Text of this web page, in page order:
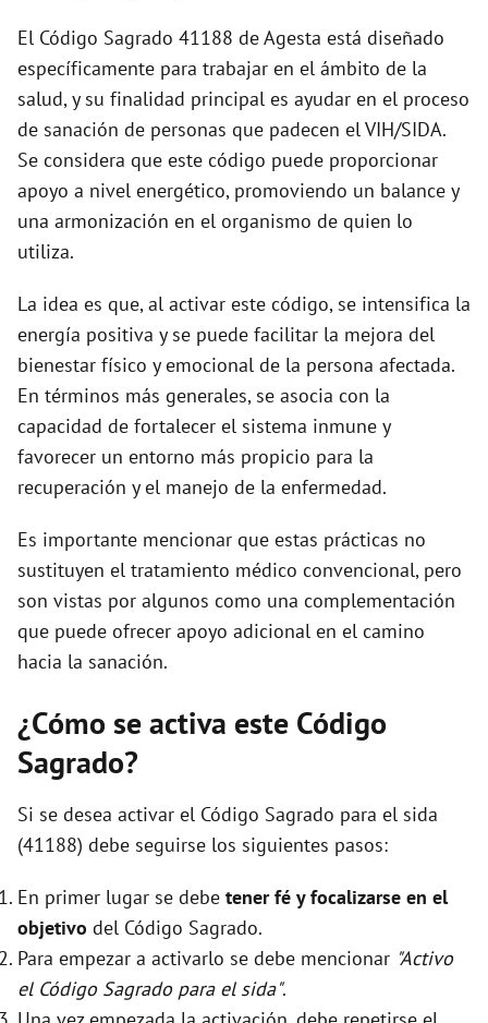
El Código Sagrado 41188 de Agesta está diseñado
específicamente para trabajar en el ámbito de la
salud, y su finalidad principal es ayudar en el proceso
de sanación de personas que padecen el VIH/SIDA.
Se considera que este código puede proporcionar
apoyo a nivel energético, promoviendo un balance y
una armonización en el organismo de quien lo
utiliza.
La idea es que, al activar este código, se intensifica la
energía positiva y se puede facilitar la mejora del
bienestar físico y emocional de la persona afectada.
En términos más generales, se asocia con la
capacidad de fortalecer el sistema inmune y
favorecer un entorno más propicio para la
recuperación y el manejo de la enfermedad.
Es importante mencionar que estas prácticas no
sustituyen el tratamiento médico convencional, pero
son vistas por algunos como una complementación
que puede ofrecer apoyo adicional en el camino
hacia la sanación.
¿Cómo se activa este Código
Sagrado?
Si se desea activar el Código Sagrado para el sida
(41188) debe seguirse los siguientes pasos:
En primer lugar se debe tener fé y focalizarse en el
objetivo del Código Sagrado.
Para empezar a activarlo se debe mencionar "Activo
el Código Sagrado para el sida".